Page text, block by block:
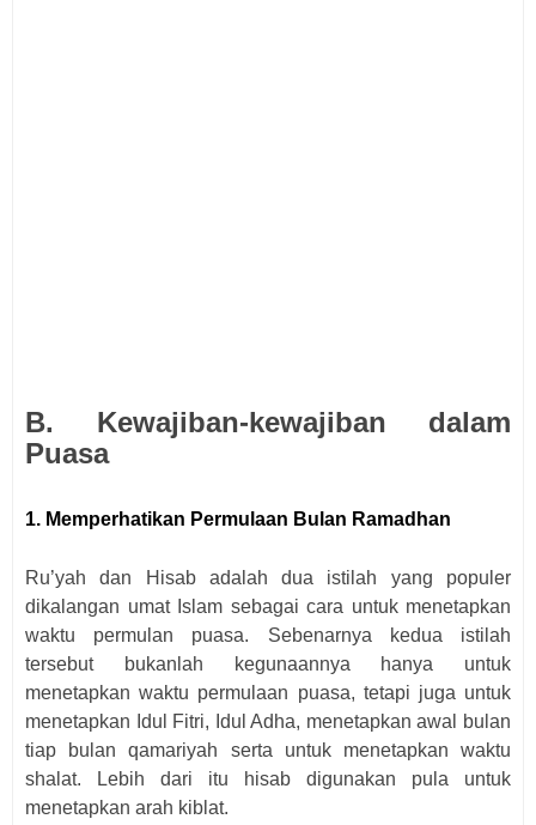
B.
Kewajiban-kewajiban dalam
Puasa
1. Memperhatikan Permulaan Bulan Ramadhan
Ru’yah dan Hisab adalah dua istilah yang populer
dikalangan umat Islam sebagai cara untuk menetapkan
waktu permulan puasa. Sebenarnya kedua istilah
tersebut bukanlah kegunaannya hanya untuk
menetapkan waktu permulaan puasa, tetapi juga untuk
menetapkan Idul Fitri, Idul Adha, menetapkan awal bulan
tiap bulan qamariyah serta untuk menetapkan waktu
shalat. Lebih dari itu hisab digunakan pula untuk
menetapkan arah kiblat.